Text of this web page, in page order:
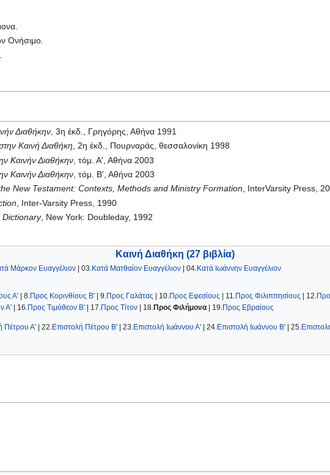
Ονήσιμο.
Διαθήκην , 3η έκδ., Γρηγόρης, Αθήνα 1991
Καινή Διαθήκη, 2η έκδ., Πουρναράς, θεσσαλονίκη 1998
Καινήν Διαθήκην , τόμ. Α', Αθήνα 2003
Καινήν Διαθήκην , τόμ. Β', Αθήνα 2003
New Testament: Contexts, Methods and Ministry Formation, InterVarsity Press,
, Inter-Varsity Press, 1990
Dictionary, New York: Doubleday, 1992
Καινή Διαθήκη (27 βιβλία)
Μάρκον Ευαγγέλιον | 03.Κατά Ματθαίον Ευαγγέλιον | 04.Κατά Ιωάννην Ευαγγέλιον
Α' | 8.Προς Κορινθίους Β' | 9.Προς Γαλάτας | 10.Προς Εφεσίους | 11.Προς Φιλιππησίους | 12.
Α' | 16.Προς Τιμόθεον Β' | 17.Προς Τίτον | 18.Προς Φιλήμονα | 19.Προς Εβραίους
Πέτρου Α' | 22.Επιστολή Πέτρου Β' | 23.Eπιστολή Ιωάννου Α' | 24.Eπιστολή Ιωάννου Β' | 25.